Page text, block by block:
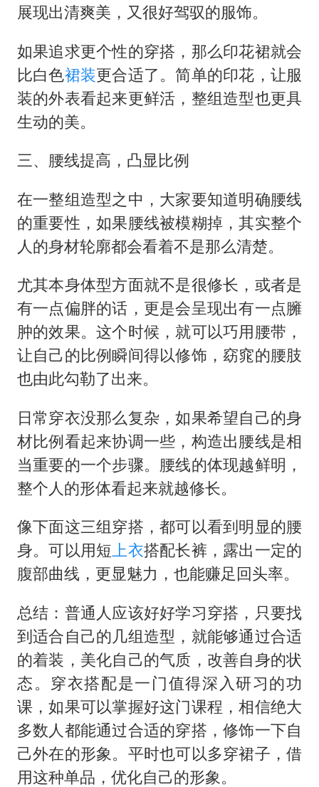
展现出清爽美，又很好驾驭的服饰。
如果追求更个性的穿搭，那么印花裙就会
比白色裙装更合适了。简单的印花，让服
装的外表看起来更鲜活，整组造型也更具
生动的美。
三、腰线提高，凸显比例
在一整组造型之中，大家要知道明确腰线
的重要性，如果腰线被模糊掉，其实整个
人的身材轮廓都会看着不是那么清楚。
尤其本身体型方面就不是很修长，或者是
有一点偏胖的话，更是会呈现出有一点臃
肿的效果。这个时候，就可以巧用腰带，
让自己的比例瞬间得以修饰，窈窕的腰肢
也由此勾勒了出来。
日常穿衣没那么复杂，如果希望自己的身
材比例看起来协调一些，构造出腰线是相
当重要的一个步骤。腰线的体现越鲜明，
整个人的形体看起来就越修长。
像下面这三组穿搭，都可以看到明显的腰
身。可以用短上衣搭配长裤，露出一定的
腹部曲线，更显魅力，也能赚足回头率。
总结：普通人应该好好学习穿搭，只要找
到适合自己的几组造型，就能够通过合适
的着装，美化自己的气质，改善自身的状
态。穿衣搭配是一门值得深入研习的功
课，如果可以掌握好这门课程，相信绝大
多数人都能通过合适的穿搭，修饰一下自
己外在的形象。平时也可以多穿裙子，借
用这种单品，优化自己的形象。